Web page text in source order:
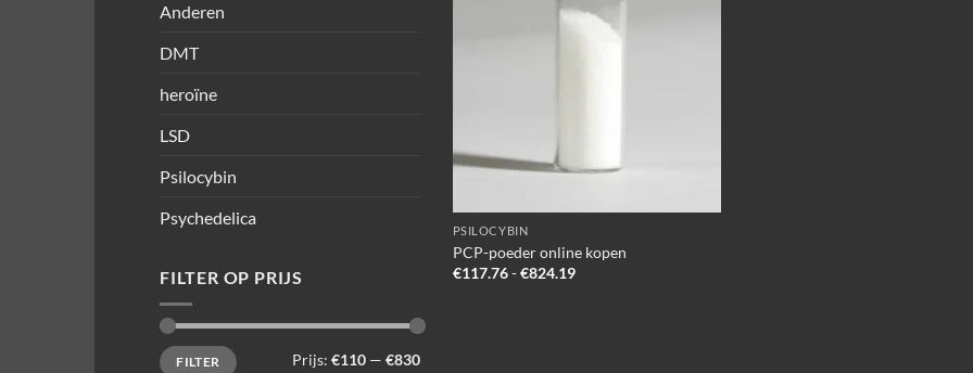
Anderen
DMT
heroïne
LSD
Psilocybin
Psychedelica
FILTER OP PRIJS
Min.
prijs
Max.
prijsFILTER Prijs: €110 — €830
PSILOCYBIN
PCP-poeder online kopen
€117.76-€824.19Prijsklasse: